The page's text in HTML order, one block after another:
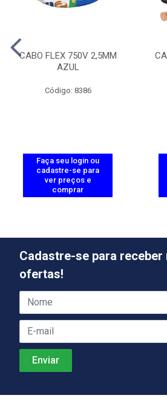
CABO FLEX 750V 2,5MM
AZUL
Código: 8386
Faça seu login ou
cadastre-se para
ver preços e
comprar
Cadastre-se para receber
ofertas!